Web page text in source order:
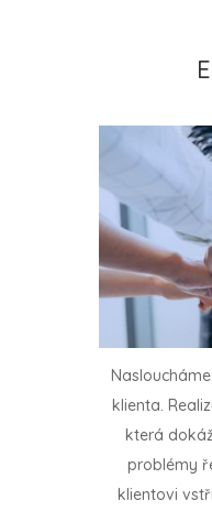
klienta.
která
problémy
klientovi